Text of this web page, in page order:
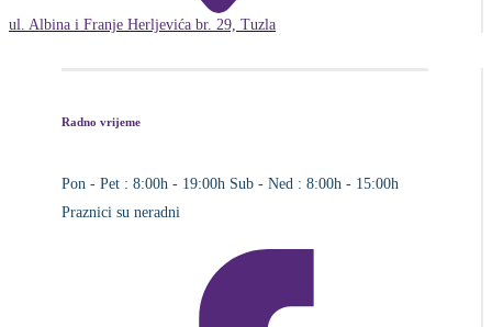
ul. Albina i Franje Herljevića br. 29, Tuzla
Radno vrijeme
Pon - Pet : 8:00h - 19:00h Sub - Ned : 8:00h - 15:00h
Praznici su neradni